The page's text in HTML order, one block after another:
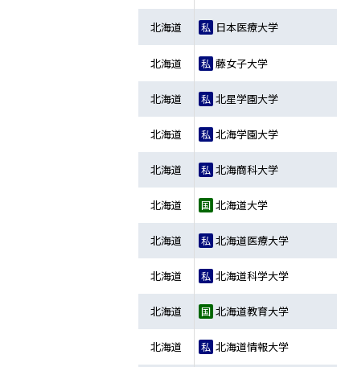
北海道 日本医療大学
北海道 藤女子大学
北海道 北星学園大学
北海道 北海学園大学
北海道 北海商科大学
北海道 北海道大学
北海道 北海道医療大学
北海道 北海道科学大学
北海道 北海道教育大学
北海道 北海道情報大学